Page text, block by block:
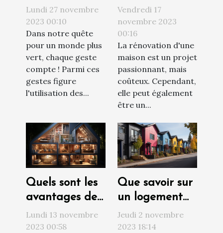
l'utilisation des
étendoirs à
linge
Lundi 27 novembre
2023 00:10
Dans notre quête
pour un monde plus
vert, chaque geste
compte ! Parmi ces
gestes figure
l'utilisation des...
peut
augmenter la
valeur de votre
propriété
Vendredi 17
novembre 2023
00:16
La rénovation d'une
maison est un projet
passionnant, mais
coûteux. Cependant,
elle peut également
être un...
Quels sont les
avantages de
l’isolation
thermique par
Lundi 13 novembre
2023 00:58
Que savoir sur
un logement
social ?
Jeudi 2 novembre
2023 18:14